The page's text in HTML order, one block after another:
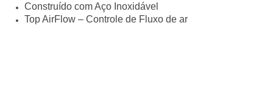
Construído com Aço Inoxidável
Top AirFlow – Controle de Fluxo de ar